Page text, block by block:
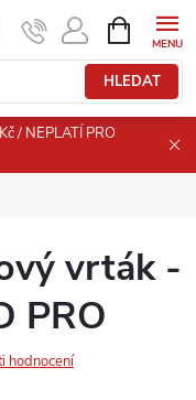
HLEDAT
NÁKUPNÍ
KOŠÍK
/ NEPLATÍ PRO
vrták -
PRO
hodnocení